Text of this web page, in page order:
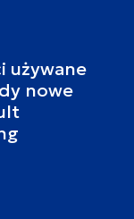
używane
nowe